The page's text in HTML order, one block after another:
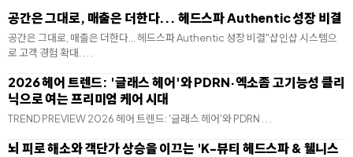
공간은 그대로, 매출은 더한다... 헤드스파 Authentic 성장 비결
공간은 그대로, 매출은 더한다... 헤드스파 Authentic 성장 비결"샵인샵 시스템으
로 고객 경험 확대. . . .
2026 헤어 트렌드: '글래스 헤어'와 PDRN·엑소좀 고기능성 클리
닉으로 여는 프리미엄 케어 시대
TREND PREVIEW 2026 헤어 트렌드: '글래스 헤어'와 PDRN . . .
뇌 피로 해소와 객단가 상승을 이끄는 'K-뷰티 헤드스파 & 웰니스